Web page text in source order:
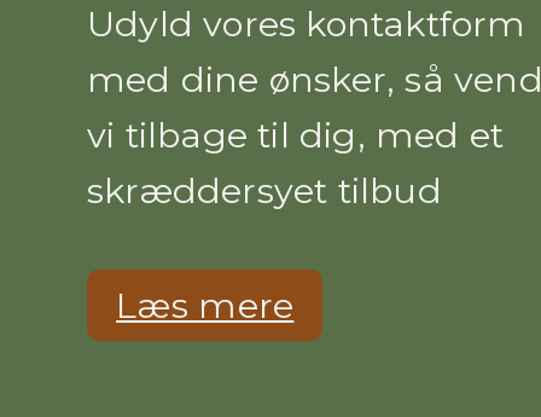
Udyld vores kontaktform
med dine ønsker, så
vi tilbage til dig, med et
skræddersyet tilbud
Læs mere